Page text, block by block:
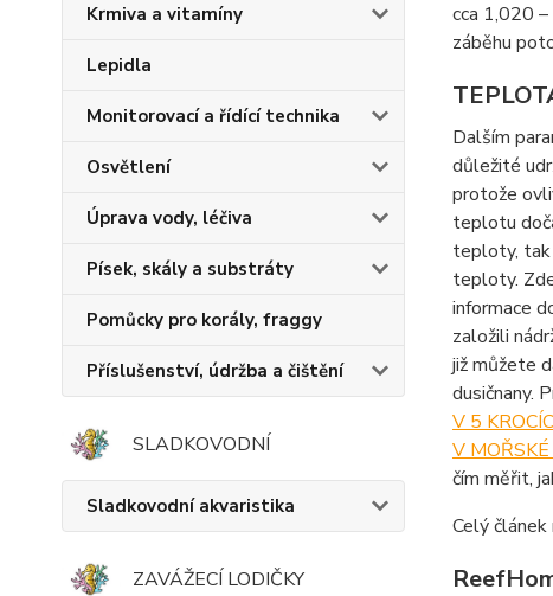
Krmiva a vitamíny
Lepidla
Monitorovací a řídící technika
Osvětlení
Úprava vody, léčiva
Písek, skály a substráty
Pomůcky pro korály, fraggy
Příslušenství, údržba a čištění
SLADKOVODNÍ
Sladkovodní akvaristika
ZAVÁŽECÍ LODIČKY
cca 1,020
záběhu
Dalším
důležité
protože
teplotu
teploty, tak
teploty.
informace
založili
již můžete
dusičnany.
V 5
V
čím měřit,
Celý